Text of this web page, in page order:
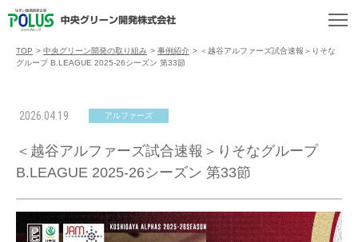
TOP > 中央グリーン開発の取り組み > 事例紹介 > ＜越谷アルファーズ試合速報＞りそな
グループ B.LEAGUE 2025-26シーズン 第33節
2026.04.19 アルファーズ
＜越谷アルファーズ試合速報＞りそなグループ
B.LEAGUE 2025-26シーズン 第33節